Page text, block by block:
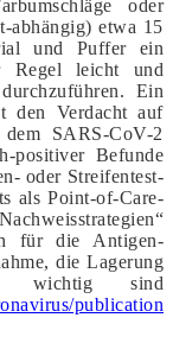
oder
abhängig) etwa 15
und Puffer ein
Regel leicht und
Ein
den Verdacht auf
SARS-CoV-2
positiver Befunde
oder Streifentest-
als Point-of-Care-
für die Antigen-
die Lagerung
wichtig sind
publication